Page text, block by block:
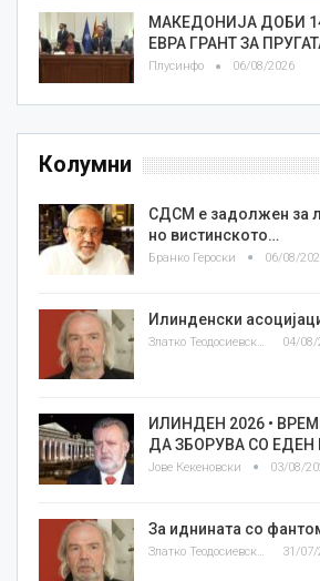
МАКЕДОНИЈА ДОБИ
ЕВРА ГРАНТ ЗА
Плусинфо 06/08/2026
Колумни
СДСМ е задолжен за
но вистинското…
Бранко Героски 06/08/
Илинденски
Златко Теодосиевски 04/08/
ИЛИНДЕН 2026 •
ДА ЗБОРУВА СО ЕДЕН
Јове Кекеновски 03/08/
За иднината со
Златко Теодосиевски 31/07/